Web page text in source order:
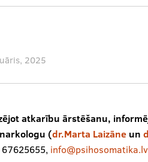
2025
atkarību ārstēšanu,
(dr.Marta Laizāneun
info@psihosomatika.lv